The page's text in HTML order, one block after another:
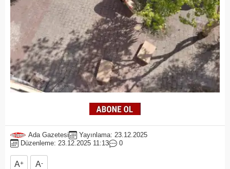
Ada Gazetesi
Yayınlama: 23.12.2025
Düzenleme: 23.12.2025 11:13
0
A+ A-